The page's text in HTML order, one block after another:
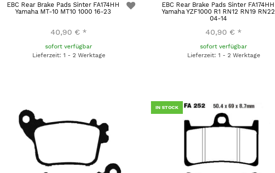
EBC Rear Brake Pads Sinter FA174HH
Yamaha MT-10 MT10 1000 16-23
40,90 € *
sofort verfügbar
Lieferzeit: 1 - 2 Werktage
EBC Rear Brake Pads Sinter FA174HH
Yamaha YZF1000 R1 RN12 RN19 RN22
04-14
40,90 € *
sofort verfügbar
Lieferzeit: 1 - 2 Werktage
IN STOCK